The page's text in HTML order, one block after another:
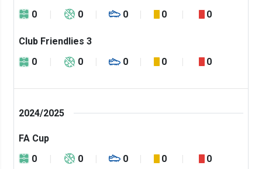
0
0 0 0 0
Club Friendlies 3
0
0 0 0 0
2024/2025
FA Cup
0
0 0 0 0